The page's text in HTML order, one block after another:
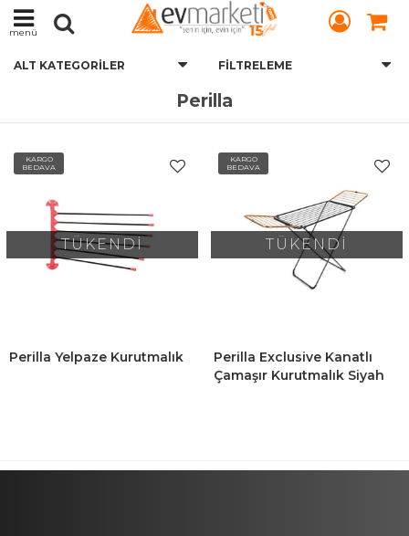
menü
ALT KATEGORILER FILTRELEME
Perilla
KARGO
BEDAVA
TÜKENDİ
Perilla Yelpaze Kurutmalık
KARGO
BEDAVA
TÜKENDİ
Perilla Exclusive Kanatlı
Çamaşır Kurutmalık Siyah